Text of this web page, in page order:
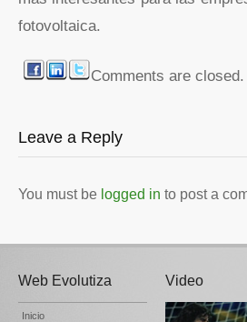
fotovoltaica.
Comments are closed.
Leave a Reply
You must be logged in to post a
Web Evolutiza
Inicio
Video